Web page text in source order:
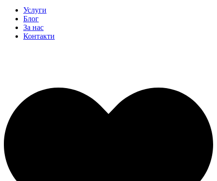
Услуги
Блог
За нас
Контакти